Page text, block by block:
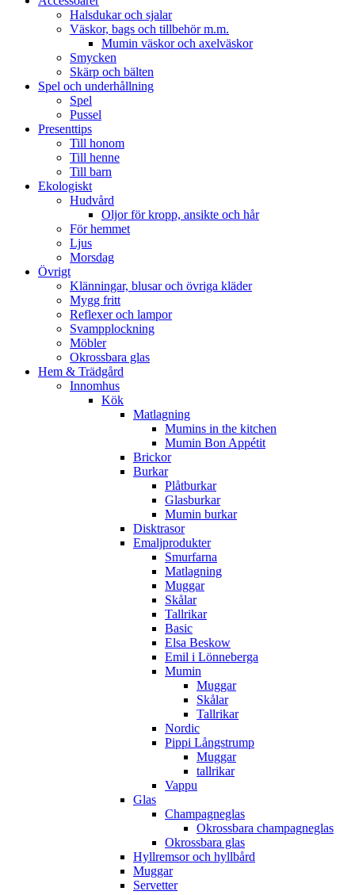
Halsdukar och sjalar
Väskor, bags och tillbehör m.m.
Mumin väskor och axelväskor
Smycken
Skärp och bälten
Spel och underhållning
Spel
Pussel
Presenttips
Till honom
Till henne
Till barn
Ekologiskt
Hudvård
Oljor för kropp, ansikte och hår
För hemmet
Ljus
Morsdag
Övrigt
Klänningar, blusar och övriga kläder
Mygg fritt
Reflexer och lampor
Svampplockning
Möbler
Okrossbara glas
Hem & Trädgård
Innomhus
Kök
Matlagning
Mumins in the kitchen
Mumin Bon Appétit
Brickor
Burkar
Plåtburkar
Glasburkar
Mumin burkar
Disktrasor
Emaljprodukter
Smurfarna
Matlagning
Muggar
Skålar
Tallrikar
Basic
Elsa Beskow
Emil i Lönneberga
Mumin
Muggar
Skålar
Tallrikar
Nordic
Pippi Långstrump
Muggar
tallrikar
Vappu
Glas
Champagneglas
Okrossbara champagneglas
Okrossbara glas
Hyllremsor och hyllbård
Muggar
Servetter